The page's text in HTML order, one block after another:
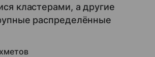
кластерами, а другие
распределённые